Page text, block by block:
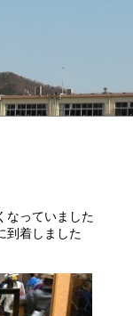
なっていました
到着しました